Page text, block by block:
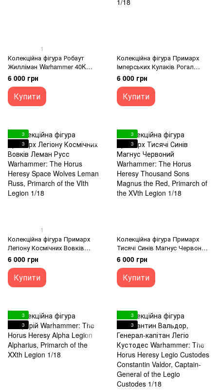
1
Колекційна фігура Робаут
Жилліман Warhammer 40K
Ultramarines Primarch Roboute
Guilliman 1/18 JoyToy
6 000 грн
Купити
Колекційна фігура Примарх
Імперських Кулаків Рогал
Дорн Warhammer 40K Imperial
Fists Rogal Dorn, Primarch of
the VIIth Legion 1/18
6 000 грн
Купити
3
3
1
Колекційна фігура Примарх
Легіону Космічних Вовків
Леман Русс Warhammer: The
Horus Heresy Space Wolves
Leman Russ, Primarch of the
VIth Legion 1/18
6 000 грн
Купити
3
3
Колекційна фігура Примарх
Тисячі Синів Магнус Червоний
Warhammer: The Horus Heresy
Thousand Sons Magnus the
Red, Primarch of the XVth
Legion 1/18
6 000 грн
Купити
3
3
3
3